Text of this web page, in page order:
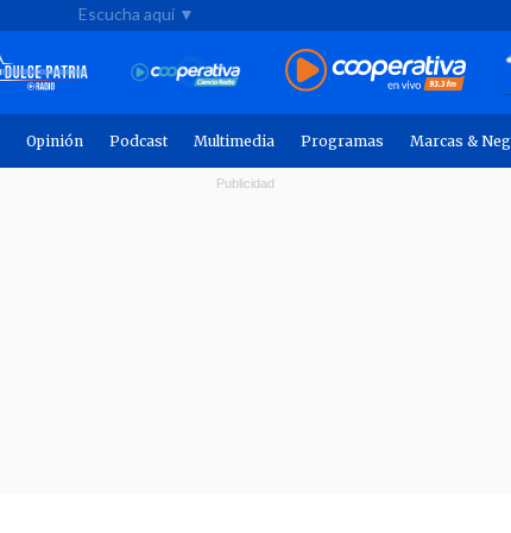
Escucha aquí ▼
Opinión Podcast Multimedia Programas Marcas &